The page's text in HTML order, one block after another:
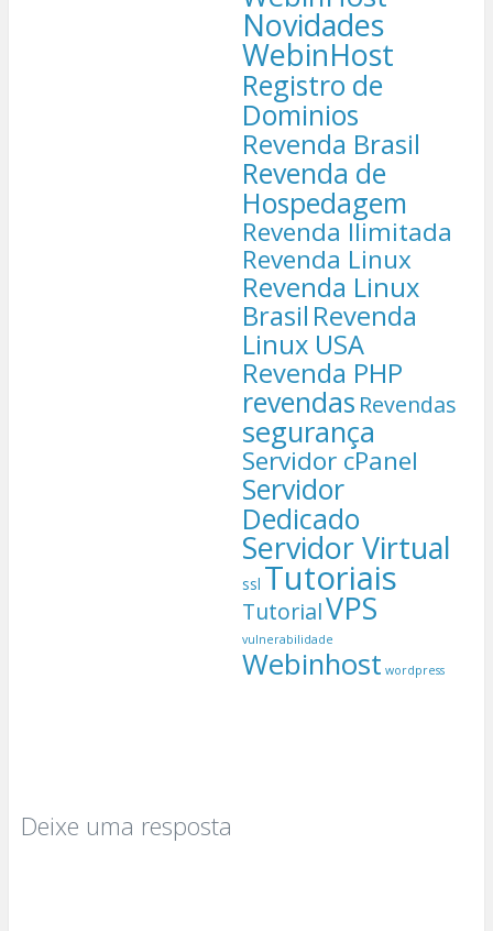
Novidades
WebinHost
Registro de
Dominios
Revenda Brasil
Revenda de
Hospedagem
Revenda Ilimitada
Revenda Linux
Revenda Linux
Brasil Revenda
Linux USA
Revenda PHP
revendas Revendas
segurança
Servidor cPanel
Servidor
Dedicado
Servidor Virtual
ssl Tutoriais
TutorialVPS
vulnerabilidade
Webinhost wordpress
Deixe uma resposta